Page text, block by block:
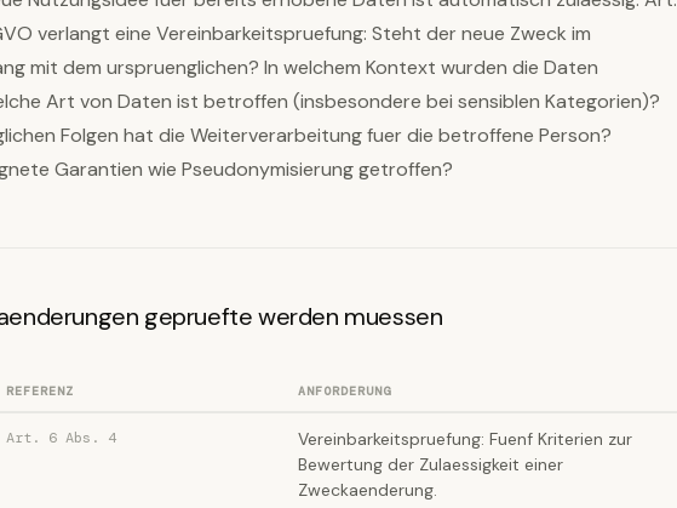
verlangt eine Vereinbarkeitspruefung: Steht der neue Zweck im
mit dem urspruenglichen? In welchem Kontext wurden die Daten
Art von Daten ist betroffen (insbesondere bei sensiblen Kategorien)?
Folgen hat die Weiterverarbeitung fuer die betroffene Person?
Garantien wie Pseudonymisierung getroffen?
gepruefte werden muessen
REFERENZ ANFORDERUNG
Art. 6 Abs. 4
Vereinbarkeitspruefung: Fuenf Kriterien zur
Bewertung der Zulaessigkeit einer
Zweckaenderung.